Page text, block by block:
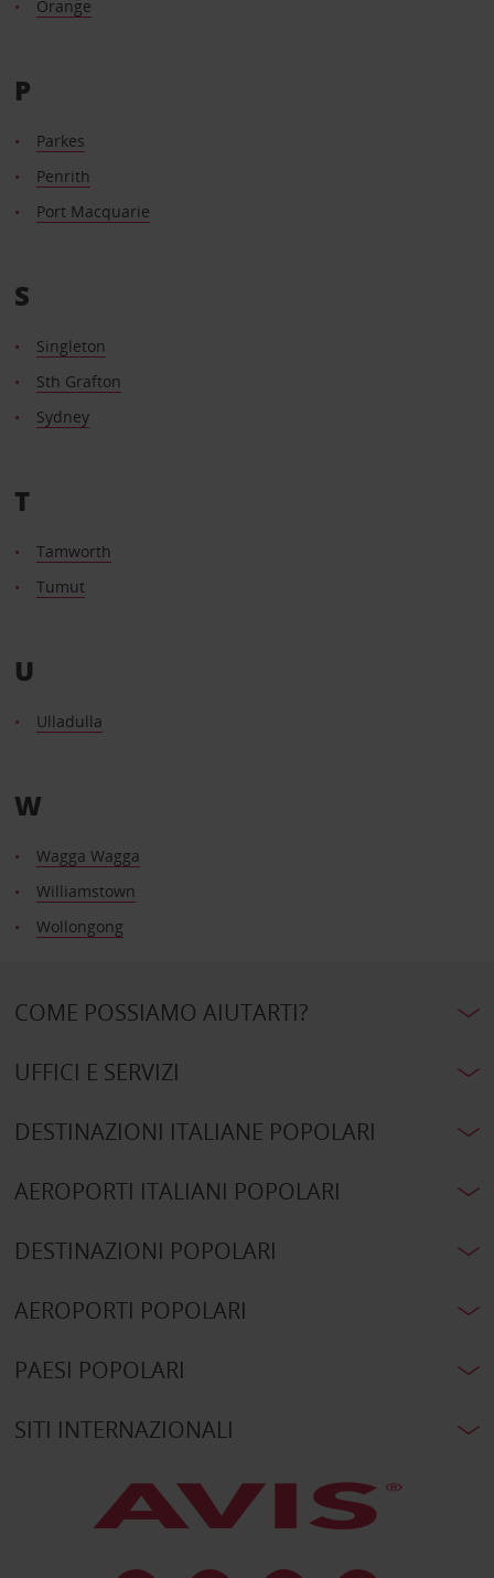
Orange
P
Parkes
Penrith
Port Macquarie
S
Singleton
Sth Grafton
Sydney
T
Tamworth
Tumut
U
Ulladulla
W
Wagga Wagga
Williamstown
Wollongong
COME POSSIAMO AIUTARTI?
UFFICI E SERVIZI
DESTINAZIONI ITALIANE POPOLARI
AEROPORTI ITALIANI POPOLARI
DESTINAZIONI POPOLARI
AEROPORTI POPOLARI
PAESI POPOLARI
SITI INTERNAZIONALI